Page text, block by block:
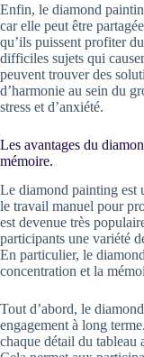
Enfin, le diamond
car elle peut être
qu’ils puissent profiter
difficiles sujets qui
peuvent trouver des
d’harmonie au sein du
stress et d’anxiété.
Les avantages du
mémoire.
Le diamond painting est
le travail manuel pour
est devenue très
participants une variété
En particulier, le
concentration et la
Tout d’abord, le
engagement à long
chaque détail du tableau